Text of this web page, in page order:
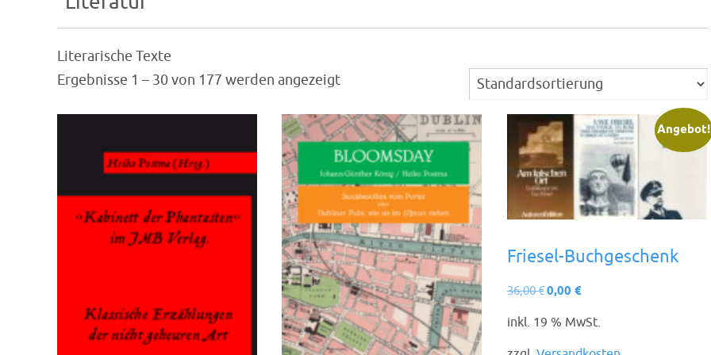
Literarische Texte
Ergebnisse 1 – 30 von 177 werden angezeigt
Angebot!
Friesel-Buchgeschenk
36,00€Ursprünglicher
war:
36,00 €
0,00 €Aktueller
ist:
0,00 €.
inkl. 19 % MwSt.